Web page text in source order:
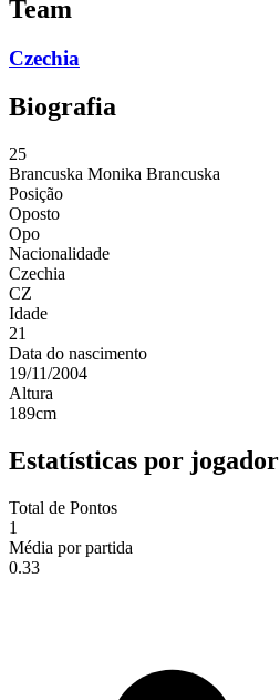
Team
Czechia
Biografia
25
Brancuska Monika Brancuska
Posição
Oposto
Opo
Nacionalidade
Czechia
CZ
Idade
21
Data do nascimento
19/11/2004
Altura
189cm
Estatísticas por jogador
Total de Pontos
1
Média por partida
0.33